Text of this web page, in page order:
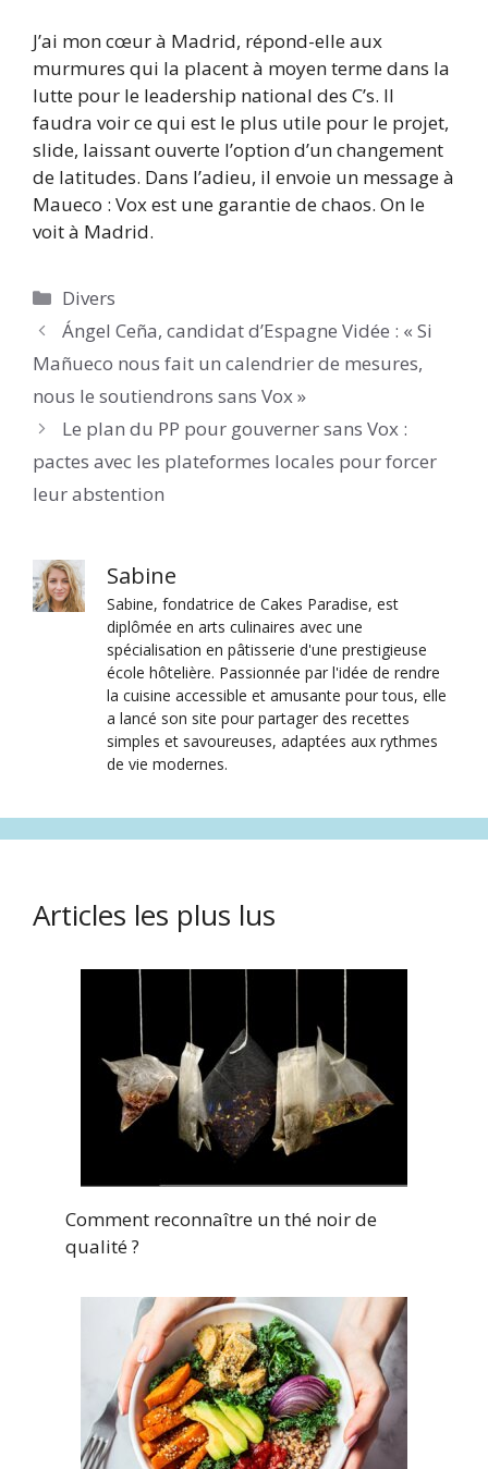
J’ai mon cœur à Madrid, répond-elle aux
murmures qui la placent à moyen terme dans la
lutte pour le leadership national des C’s. Il
faudra voir ce qui est le plus utile pour le projet,
slide, laissant ouverte l’option d’un changement
de latitudes. Dans l’adieu, il envoie un message à
Maueco : Vox est une garantie de chaos. On le
voit à Madrid.
Catégories
Divers
Ángel Ceña, candidat d’Espagne Vidée : « Si
Mañueco nous fait un calendrier de mesures,
nous le soutiendrons sans Vox »
Le plan du PP pour gouverner sans Vox :
pactes avec les plateformes locales pour forcer
leur abstention
Sabine
Sabine, fondatrice de Cakes Paradise, est
diplômée en arts culinaires avec une
spécialisation en pâtisserie d'une prestigieuse
école hôtelière. Passionnée par l'idée de rendre
la cuisine accessible et amusante pour tous, elle
a lancé son site pour partager des recettes
simples et savoureuses, adaptées aux rythmes
de vie modernes.
Articles les plus lus
Comment reconnaître un thé noir de
qualité ?